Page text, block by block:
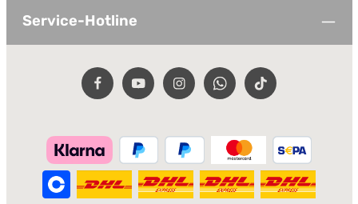
Service-Hotline